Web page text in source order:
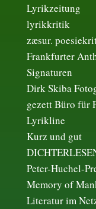
Lyrikzeitung
lyrikkritik
zæsur.
Frankfurter
Signaturen
Dirk Skiba
gezett Büro für
Lyrikline
Kurz und gut
Peter-Huchel-
Memory of
Literatur im